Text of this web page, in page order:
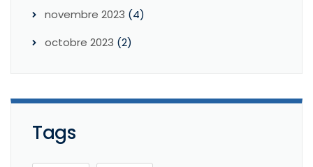
novembre 2023 (4)
octobre 2023 (2)
Tags